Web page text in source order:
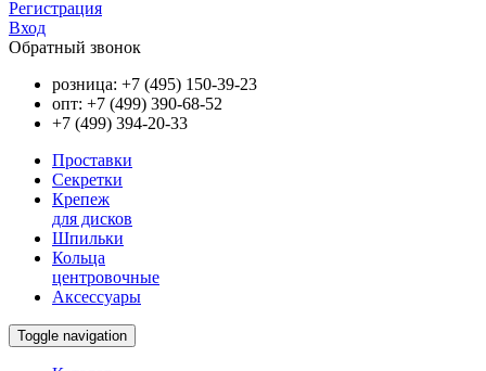
Регистрация
Вход
Обратный звонок
розница: +7 (495) 150-39-23
опт: +7 (499) 390-68-52
+7 (499) 394-20-33
Проставки
Секретки
Крепеж
для дисков
Шпильки
Кольца
центровочные
Аксессуары
Toggle navigation